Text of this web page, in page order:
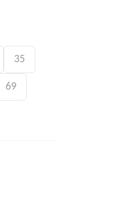
35
69